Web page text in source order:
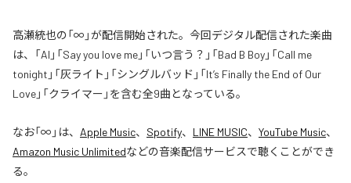
高瀬統也の「∞」が配信開始された。今回デジタル配信された楽曲
は、「AI」「Say you love me」「いつ言う？」「Bad B Boy」「Call me
tonight」「灰ライト」「シングルバッド」「It’s Finally the End of Our
Love」「クライマー」を含む全9曲となっている。
なお「∞ 」は、 Apple Music、 Spotify、 LINE MUSIC、 YouTube Music、
Amazon Music Unlimitedなどの音楽配信サービスで聴くことができ
る。